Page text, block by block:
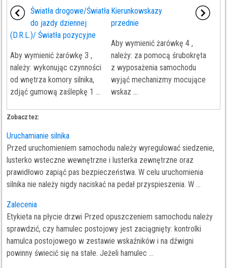
Światła drogowe/Światła
do jazdy dziennej
(D.R.L.)/ Światła pozycyjne
Aby wymienić żarówkę 3 ,
należy: wykonując czynności
od wnętrza komory silnika,
zdjąć gumową zaślepkę 1 ...
Kierunkowskazy
przednie
Aby wymienić żarówkę 4 ,
należy: za pomocą śrubokręta
z wyposażenia samochodu
wyjąć mechanizmy mocujące
wskaz ...
Zobacz tez:
Uruchamianie silnika
Przed uruchomieniem samochodu należy wyregulować siedzenie,
lusterko wsteczne wewnętrzne i lusterka zewnętrzne oraz
prawidłowo zapiąć pas bezpieczeństwa. W celu uruchomienia
silnika nie należy nigdy naciskać na pedał przyspieszenia. W ...
Zalecenia
Etykieta na płycie drzwi Przed opuszczeniem samochodu należy
sprawdzić, czy hamulec postojowy jest zaciągnięty: kontrolki
hamulca postojowego w zestawie wskaźników i na dźwigni
powinny świecić się na stałe. Jeżeli hamulec ...